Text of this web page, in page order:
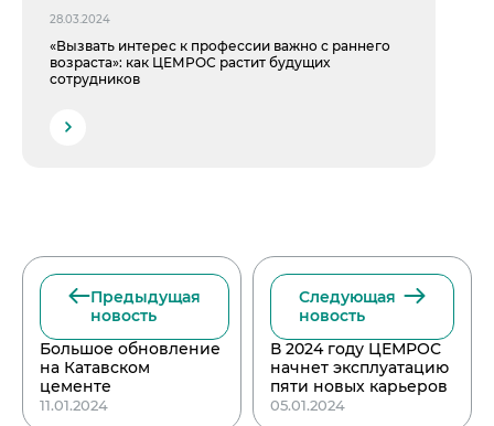
28.03.2024
«Вызвать интерес к профессии важно с раннего
возраста»: как ЦЕМРОС растит будущих
сотрудников
Предыдущая
новость
Большое обновление
на Катавском
цементе
11.01.2024
Следующая
новость
В 2024 году ЦЕМРОС
начнет эксплуатацию
пяти новых карьеров
05.01.2024